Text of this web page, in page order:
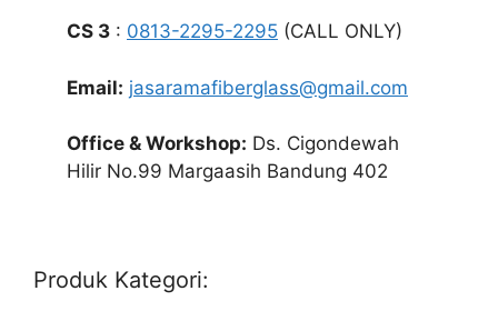
CS 3 : 0813-2295-2295 (CALL ONLY)
Email: jasaramafiberglass@gmail.com
Office & Workshop: Ds. Cigondewah
Hilir No.99 Margaasih Bandung 402
Produk Kategori: